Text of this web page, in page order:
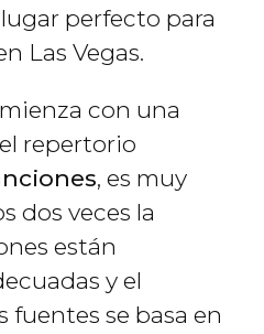
perfecto para
Las Vegas.
con una
repertorio
, es muy
dos veces la
están
y el
fuentes se basa en